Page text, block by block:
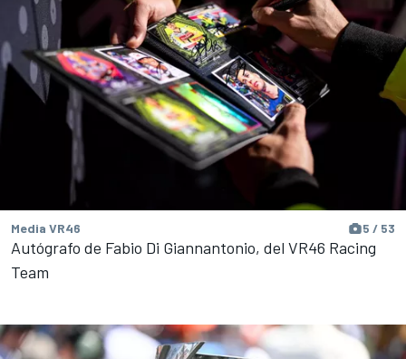
Media VR46 5 / 53
Autógrafo de Fabio Di Giannantonio, del VR46 Racing
Team